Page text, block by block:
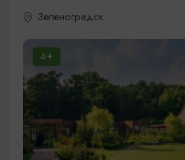
Зеленоградск
4